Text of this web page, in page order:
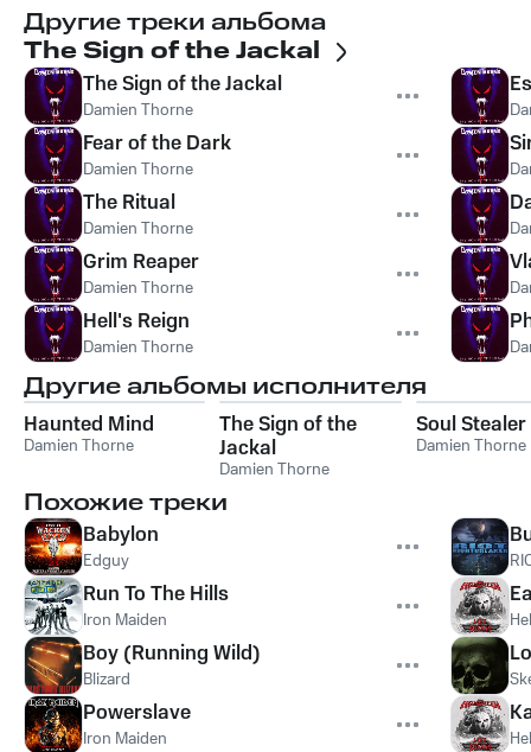
Другие треки альбома
The Sign of the Jackal
The Sign of the Jackal
Damien Thorne
Fear of the Dark
Damien Thorne
The Ritual
Damien Thorne
Grim Reaper
Damien Thorne
Hell's Reign
Damien Thorne
Другие альбомы исполнителя
Haunted Mind
Damien Thorne
The Sign of the
Jackal
Damien Thorne
Soul Stealer
Damien Thorne
Похожие треки
Babylon
Edguy
Run To The Hills
Iron Maiden
Boy (Running Wild)
Blizard
Powerslave
Iron Maiden